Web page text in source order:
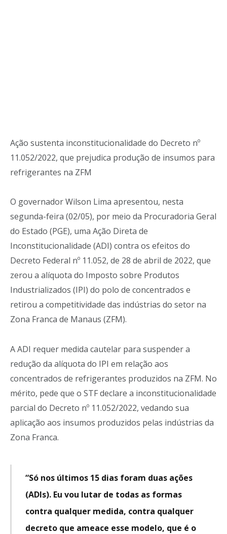
Ação sustenta inconstitucionalidade do Decreto nº
11.052/2022, que prejudica produção de insumos para
refrigerantes na ZFM
O governador Wilson Lima apresentou, nesta
segunda-feira (02/05), por meio da Procuradoria Geral
do Estado (PGE), uma Ação Direta de
Inconstitucionalidade (ADI) contra os efeitos do
Decreto Federal nº 11.052, de 28 de abril de 2022, que
zerou a alíquota do Imposto sobre Produtos
Industrializados (IPI) do polo de concentrados e
retirou a competitividade das indústrias do setor na
Zona Franca de Manaus (ZFM).
A ADI requer medida cautelar para suspender a
redução da alíquota do IPI em relação aos
concentrados de refrigerantes produzidos na ZFM. No
mérito, pede que o STF declare a inconstitucionalidade
parcial do Decreto nº 11.052/2022, vedando sua
aplicação aos insumos produzidos pelas indústrias da
Zona Franca.
“Só nos últimos 15 dias foram duas ações
(ADIs). Eu vou lutar de todas as formas
contra qualquer medida, contra qualquer
decreto que ameace esse modelo, que é o